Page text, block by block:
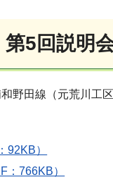
5回説明
野田線（元荒川工
92KB）
：766KB）